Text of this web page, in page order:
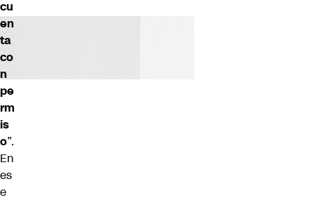
cu
en
ta
co
n
pe
rm
is
o”.
En
es
e